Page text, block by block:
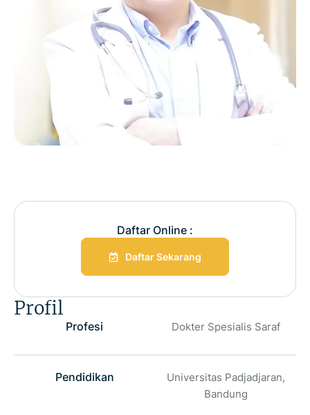
Daftar Online :
Daftar Sekarang
Profil
Profesi Dokter Spesialis Saraf
Pendidikan
Universitas Padjadjaran,
Bandung